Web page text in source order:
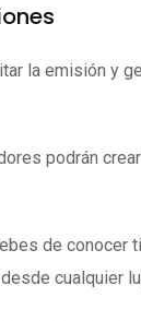
la emisión y
podrán
de conocer
cualquier